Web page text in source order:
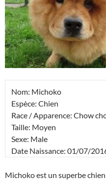
Nom: Michoko
Espèce: Chien
Race / Apparence: Chow
Taille: Moyen
Sexe: Male
Date Naissance: 01/07/
Michoko est un superbe